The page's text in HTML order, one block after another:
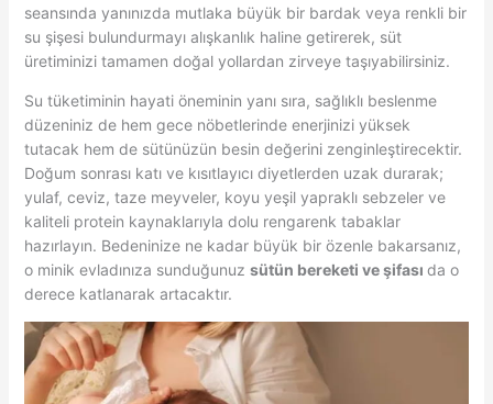
seansında yanınızda mutlaka büyük bir bardak veya renkli bir
su şişesi bulundurmayı alışkanlık haline getirerek, süt
üretiminizi tamamen doğal yollardan zirveye taşıyabilirsiniz.
Su tüketiminin hayati öneminin yanı sıra, sağlıklı beslenme
düzeniniz de hem gece nöbetlerinde enerjinizi yüksek
tutacak hem de sütünüzün besin değerini zenginleştirecektir.
Doğum sonrası katı ve kısıtlayıcı diyetlerden uzak durarak;
yulaf, ceviz, taze meyveler, koyu yeşil yapraklı sebzeler ve
kaliteli protein kaynaklarıyla dolu rengarenk tabaklar
hazırlayın. Bedeninize ne kadar büyük bir özenle bakarsanız,
o minik evladınıza sunduğunuz sütün bereketi ve şifası da o
derece katlanarak artacaktır.